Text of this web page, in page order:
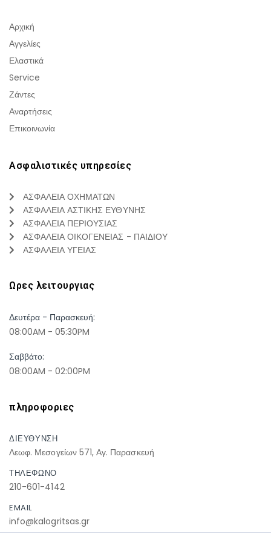
Αρχική
Αγγελίες
Ελαστικά
Service
Ζάντες
Αναρτήσεις
Επικοινωνία
Ασφαλιστικές υπηρεσίες
ΑΣΦΑΛΕΙΑ ΟΧΗΜΑΤΩΝ
ΑΣΦΑΛΕΙΑ ΑΣΤΙΚΗΣ ΕΥΘΥΝΗΣ
ΑΣΦΑΛΕΙΑ ΠΕΡΙΟΥΣΙΑΣ
ΑΣΦΑΛΕΙΑ ΟΙΚΟΓΕΝΕΙΑΣ - ΠΑΙΔΙΟΥ
ΑΣΦΑΛΕΙΑ ΥΓΕΙΑΣ
Ωρες λειτουργιας
Δευτέρα - Παρασκευή:
08:00AM - 05:30PM
Σαββάτο:
08:00AM - 02:00PM
πληροφοριες
ΔΙΕΥΘΥΝΣΗ
Λεωφ. Μεσογείων 571, Αγ. Παρασκευή
ΤΗΛΕΦΩΝΟ
210-601-4142
EMAIL
info@kalogritsas.gr